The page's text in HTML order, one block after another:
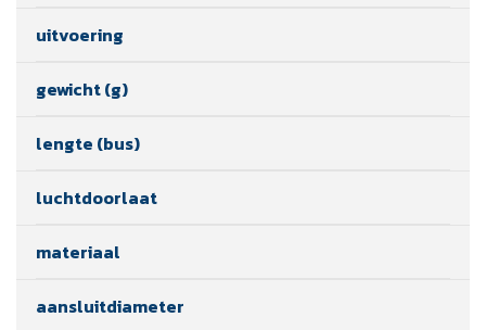
uitvoering
gewicht (g)
lengte (bus)
luchtdoorlaat
materiaal
aansluitdiameter